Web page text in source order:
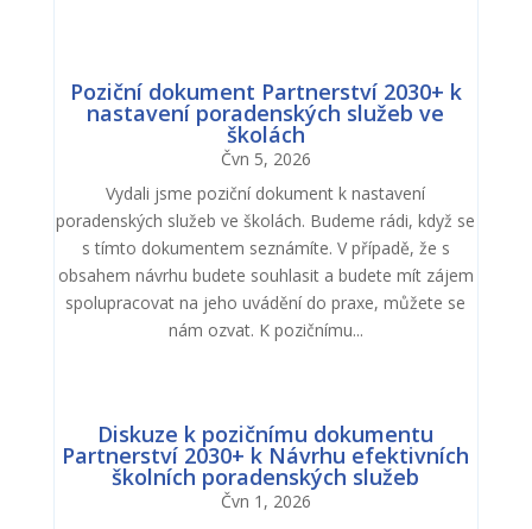
Poziční dokument Partnerství 2030+ k
nastavení poradenských služeb ve
školách
Čvn 5, 2026
Vydali jsme poziční dokument k nastavení
poradenských služeb ve školách. Budeme rádi, když se
s tímto dokumentem seznámíte. V případě, že s
obsahem návrhu budete souhlasit a budete mít zájem
spolupracovat na jeho uvádění do praxe, můžete se
nám ozvat. K pozičnímu...
Diskuze k pozičnímu dokumentu
Partnerství 2030+ k Návrhu efektivních
školních poradenských služeb
Čvn 1, 2026